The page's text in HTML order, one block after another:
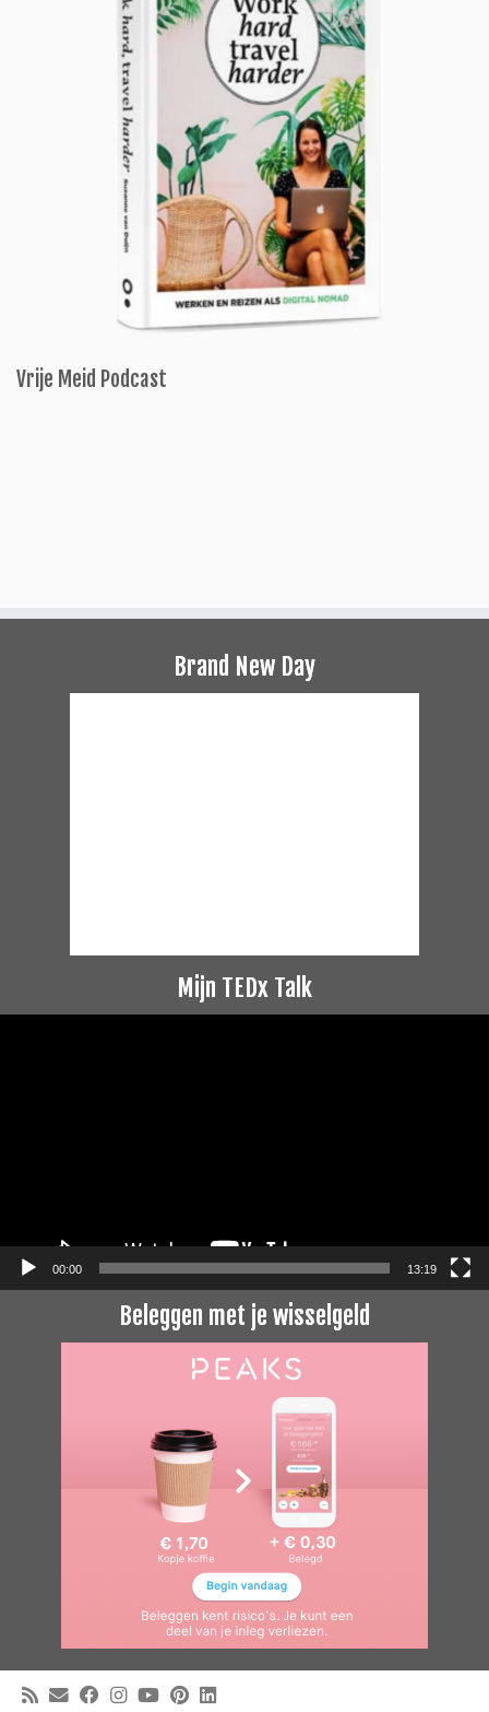
Vrije Meid Podcast
Brand New Day
Mijn TEDx Talk
00:00 13:19
Beleggen met je wisselgeld